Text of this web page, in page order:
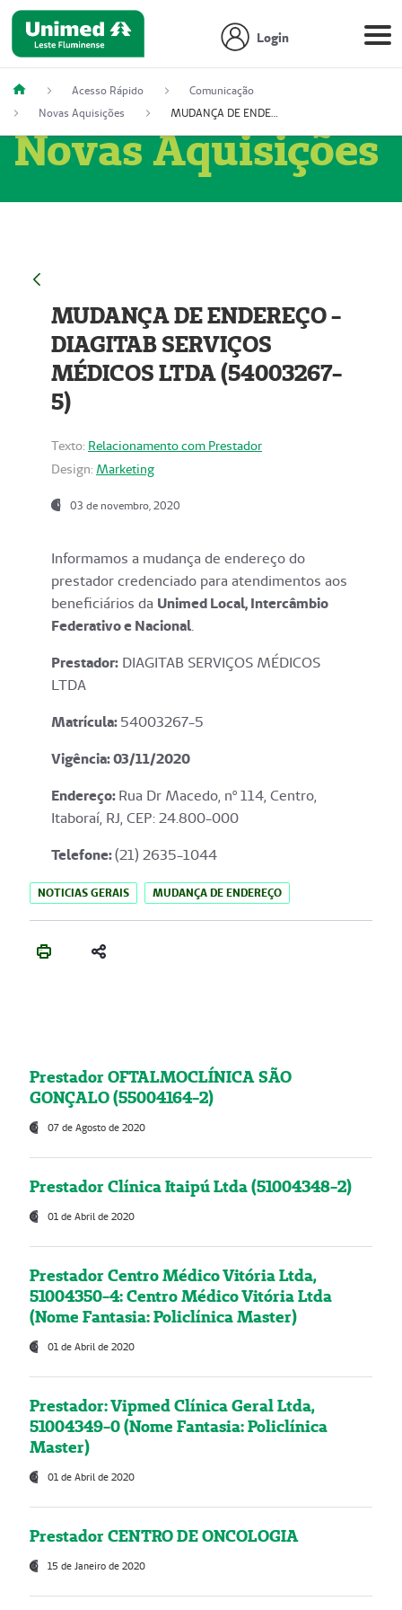
Login
Acesso Rápido
Comunicação
Novas Aquisições
MUDANÇA DE ENDEREÇO - DIAGITAB SERVIÇOS MÉDICOS LTDA (54003267-5)
Novas Aquisições
MUDANÇA DE ENDEREÇO -
DIAGITAB SERVIÇOS
MÉDICOS LTDA (54003267-
5)
Texto: Relacionamento com Prestador
Design: Marketing
03 de novembro, 2020
Informamos a mudança de endereço do
prestador credenciado para atendimentos aos
beneficiários da Unimed Local, Intercâmbio
Federativo e Nacional.
Prestador: DIAGITAB SERVIÇOS MÉDICOS
LTDA
Matrícula:54003267-5
Vigência: 03/11/2020
Endereço:Rua Dr Macedo, nº 114, Centro,
Itaboraí, RJ, CEP: 24.800-000
Telefone:(21) 2635-1044
NOTICIAS GERAIS MUDANÇA DE ENDEREÇO
Prestador OFTALMOCLÍNICA SÃO
GONÇALO (55004164-2)
07 de Agosto de 2020
Prestador Clínica Itaipú Ltda (51004348-2)
01 de Abril de 2020
Prestador Centro Médico Vitória Ltda,
51004350-4: Centro Médico Vitória Ltda
(Nome Fantasia: Policlínica Master)
01 de Abril de 2020
Prestador: Vipmed Clínica Geral Ltda,
51004349-0 (Nome Fantasia: Policlínica
Master)
01 de Abril de 2020
Prestador CENTRO DE ONCOLOGIA
15 de Janeiro de 2020